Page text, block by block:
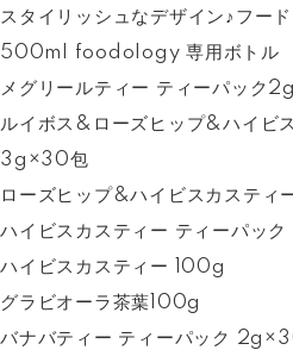
スタイリッシュなデザイン♪フー
500ml foodology 専用ボトル
メグリールティー ティーパック
ルイボス&ローズヒップ&ハイビ
3g×30包
ローズヒップ&ハイビスカステ
ハイビスカスティー ティーパッ
ハイビスカスティー 100g
グラビオーラ茶葉100g
バナバティー ティーパック